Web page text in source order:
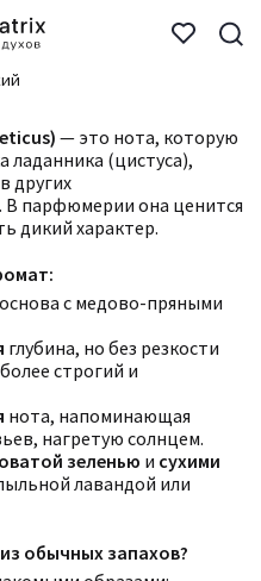
— это нота, которую
ладанника (цистуса),
других
В парфюмерии она ценится
дикий характер.
основа с медово-пряными
глубина, но без резкости
строгий и
нота, напоминающая
нагретую солнцем.
зеленью и сухими
лавандой или
обычных запахов?